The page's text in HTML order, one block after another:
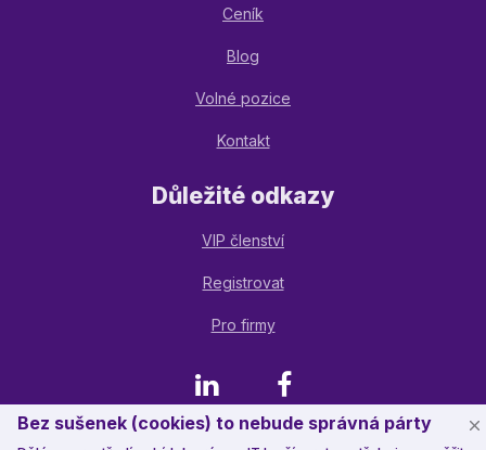
Bez sušenek (cookies) to nebude správná párty
Ceník
Blog
Volné pozice
Kontakt
Důležité odkazy
VIP členství
Registrovat
Pro firmy
LinkedIn Facebook